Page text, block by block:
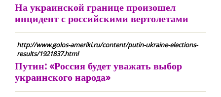
На украинской границе произошел
инцидент с российскими вертолетами
http://www.golos-ameriki.ru/content/putin-ukraine-elections-
results/1921837.html
Путин: «Россия будет уважать выбор
украинского народа»